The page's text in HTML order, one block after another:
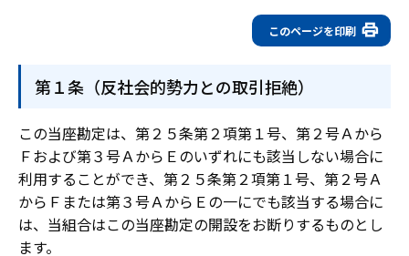
このページを印刷
第１条（反社会的勢力との取引拒絶）
この当座勘定は、第２５条第２項第１号、第２号Ａから
Ｆおよび第３号ＡからＥのいずれにも該当しない場合に
利用することができ、第２５条第２項第１号、第２号Ａ
からＦまたは第３号ＡからＥの一にでも該当する場合に
は、当組合はこの当座勘定の開設をお断りするものとし
ます。